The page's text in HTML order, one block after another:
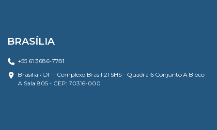
BRASÍLIA
+55 61 3686-7781
Brasília • DF - Complexo Brasil 21 SHS - Quadra 6 Conjunto A Bloco
A Sala 805 - CEP: 70316-000